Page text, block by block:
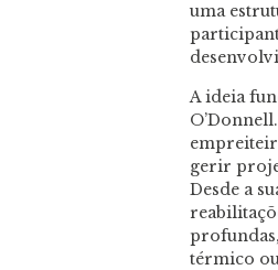
uma
A ideia
gerir
Desde a
térmico